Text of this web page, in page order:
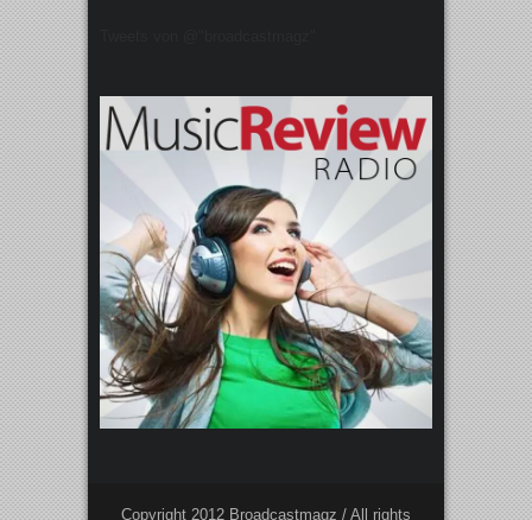
Copyright 2012 Broadcastmagz / All rights